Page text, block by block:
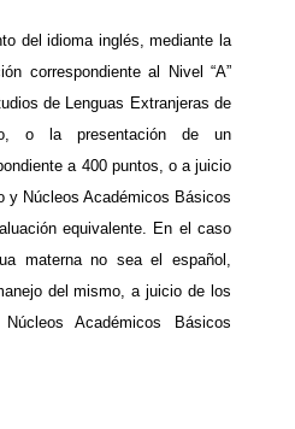
del idioma inglés, mediante la
correspondiente al Nivel “A”
de Lenguas Extranjeras de
o la presentación de un
a 400 puntos, o a juicio
y Núcleos Académicos Básicos
equivalente. En el caso
materna no sea el español,
del mismo, a juicio de los
Académicos Básicos